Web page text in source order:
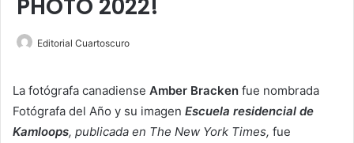
PHOTO 2022!
Editorial Cuartoscuro
La fotógrafa canadiense Amber Bracken fue nombrada
Fotógrafa del Año y su imagen Escuela residencial de
Kamloops, publicada en The New York Times, fue